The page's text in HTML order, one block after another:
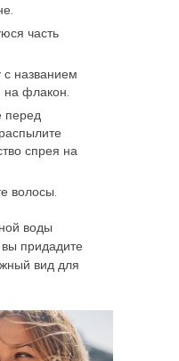
часть
с названием
на флакон.
перед
спрея на
волосы.
воды
вы придадите
вид для